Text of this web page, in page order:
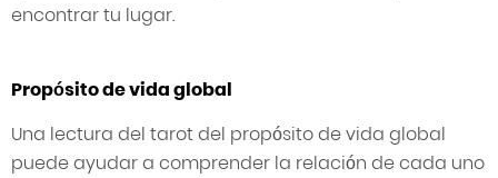
encontrar tu lugar.
Propósito de vida global
Una lectura del tarot del propósito de vida global
puede ayudar a comprender la relación de cada uno